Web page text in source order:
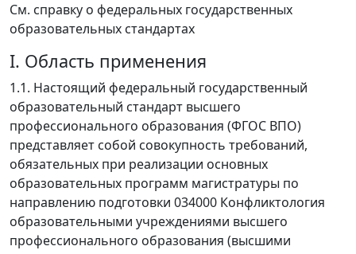
См. справку о федеральных государственных
образовательных стандартах
I. Область применения
1.1. Настоящий федеральный государственный
образовательный стандарт высшего
профессионального образования (ФГОС ВПО)
представляет собой совокупность требований,
обязательных при реализации основных
образовательных программ магистратуры по
направлению подготовки 034000 Конфликтология
образовательными учреждениями высшего
профессионального образования (высшими